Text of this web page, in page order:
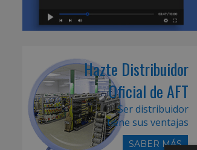
Hazte Distribuidor
Oficial de AFT
Ser distribuidor
tiene sus ventajas
SABER MÁS